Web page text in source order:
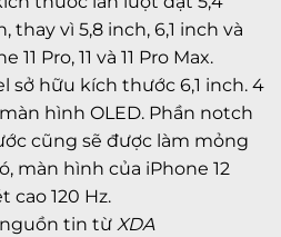
thay vì 5,8 inch, 6,1 inch và
Pro, 11 và 11 Pro Max.
sở hữu kích thước 6,1 inch. 4
hình OLED. Phần notch
cũng sẽ được làm mỏng
màn hình của iPhone 12
cao 120 Hz.
tin từ XDA